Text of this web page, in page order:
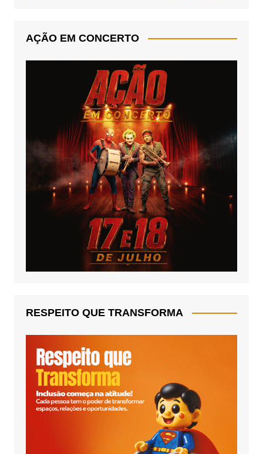
AÇÃO EM CONCERTO
RESPEITO QUE TRANSFORMA